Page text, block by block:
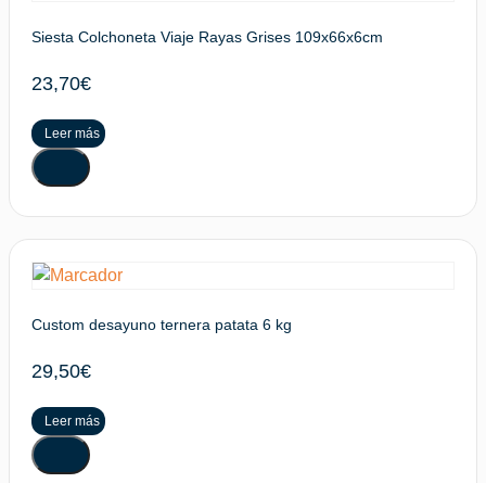
Siesta Colchoneta Viaje Rayas Grises 109x66x6cm
23,70€
Leer más
Custom desayuno ternera patata 6 kg
29,50€
Leer más